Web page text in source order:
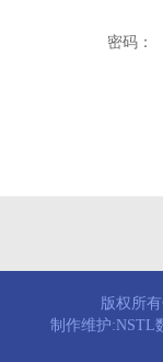
密码：
版权所
制作维护:NSTL